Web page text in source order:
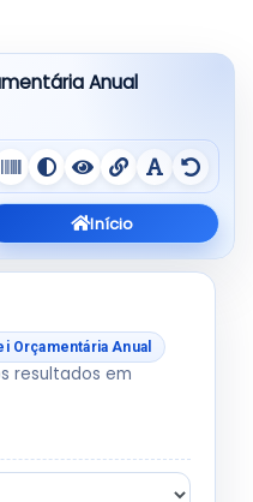
Anual
Início
Orçamentária Anual
resultados em